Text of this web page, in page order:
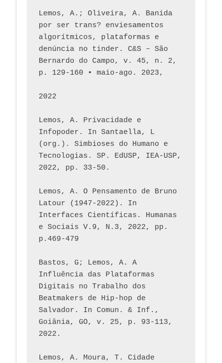
Lemos, A.; Oliveira, A. Banida
por ser trans? enviesamentos
algorítmicos, plataformas e
denúncia no tinder. C&S – São
Bernardo do Campo, v. 45, n. 2,
p. 129-160 • maio-ago. 2023,
2022
Lemos, A. Privacidade e
Infopoder. In Santaella, L
(org.). Simbioses do Humano e
Tecnologias. SP. EdUSP, IEA-USP,
2022, pp. 33-50.
Lemos, A. O Pensamento de Bruno
Latour (1947-2022). In
Interfaces Científicas. Humanas
e Sociais V.9, N.3, 2022, pp.
p.469-479
Bastos, G; Lemos, A. A
Influência das Plataformas
Digitais no Trabalho dos
Beatmakers de Hip-hop de
Salvador. In Comun. & Inf.,
Goiânia, GO, v. 25, p. 93-113,
2022.
Lemos, A. Moura, T. Cidade